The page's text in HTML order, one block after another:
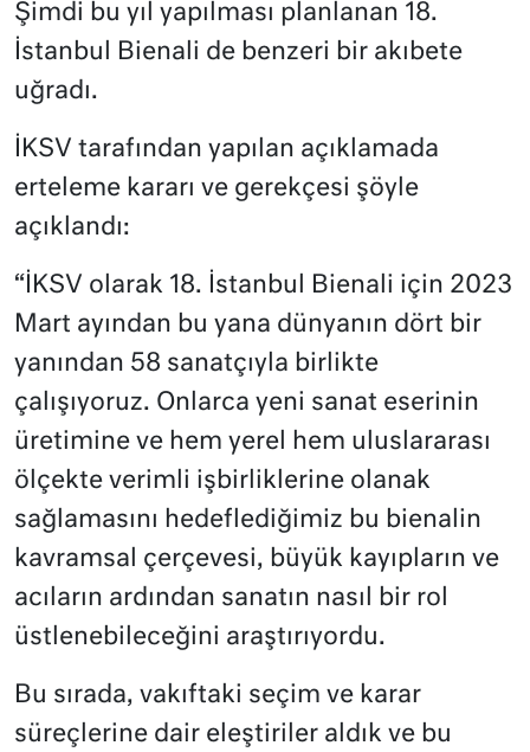
Şimdi bu yıl yapılması planlanan 18.
İstanbul Bienali de benzeri bir akıbete
uğradı.
İKSV tarafından yapılan açıklamada
erteleme kararı ve gerekçesi şöyle
açıklandı:
“İKSV olarak 18. İstanbul Bienali için 2023
Mart ayından bu yana dünyanın dört bir
yanından 58 sanatçıyla birlikte
çalışıyoruz. Onlarca yeni sanat eserinin
üretimine ve hem yerel hem uluslararası
ölçekte verimli işbirliklerine olanak
sağlamasını hedeflediğimiz bu bienalin
kavramsal çerçevesi, büyük kayıpların ve
acıların ardından sanatın nasıl bir rol
üstlenebileceğini araştırıyordu.
Bu sırada, vakıftaki seçim ve karar
süreçlerine dair eleştiriler aldık ve bu